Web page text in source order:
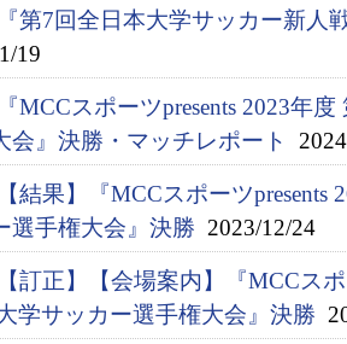
『第7回全日本大学サッカー新人
19
『MCCスポーツpresents 2023年
会』決勝・マッチレポート
【結果】『MCCスポーツ
選手権大会』決勝 2023/12/24
【訂正】【会場案内】『MCCス
学サッカー選手権大会』決勝